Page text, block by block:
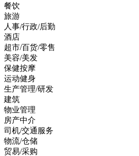
餐饮
旅游
人事/行政/后勤
酒店
超市/百货/零售
美容/美发
保健按摩
运动健身
生产管理/研发
建筑
物业管理
房产中介
司机/交通服务
物流/仓储
贸易/采购